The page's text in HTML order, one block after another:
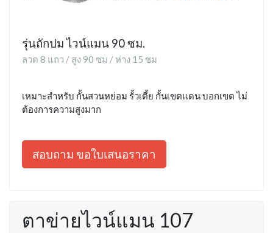
รุ่นถักปม ไวน์แมน 90 ซม.
ลวด 8 แถว / สูง 90 ซม / ห่าง 15 ซม
เหมาะสำหรับ กั้นสวนหย่อม รั้วเตี้ย กั้นเขตแดน บอกเขต ไม่
ต้องการความสูงมาก
สอบถาม ขอใบเสนอราคา
ตาข่ายไวน์แมน 107